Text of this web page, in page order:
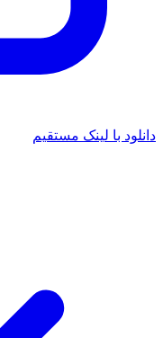
دانلود با لینک مستقیم